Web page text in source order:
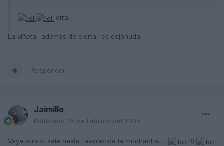
otra
La viñeta -además de cierta- es cojonuda.
Responder
Jaimillo
Publicado 25 de Febrero del 2005
Vaya punto, sale hasta favorecida la muchacha..... B)